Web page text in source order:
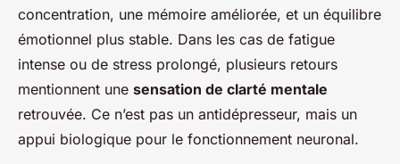
concentration, une mémoire améliorée, et un équilibre
émotionnel plus stable. Dans les cas de fatigue
intense ou de stress prolongé, plusieurs retours
mentionnent une sensation de clarté mentale
retrouvée. Ce n’est pas un antidépresseur, mais un
appui biologique pour le fonctionnement neuronal.